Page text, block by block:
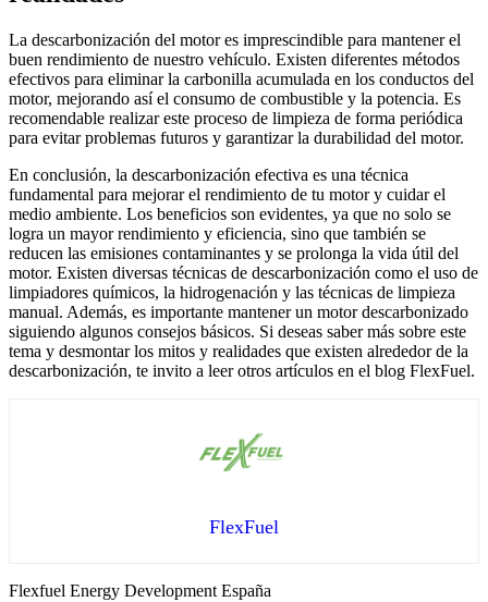
La descarbonización del motor es imprescindible para mantener el
buen rendimiento de nuestro vehículo. Existen diferentes métodos
efectivos para eliminar la carbonilla acumulada en los conductos del
motor, mejorando así el consumo de combustible y la potencia. Es
recomendable realizar este proceso de limpieza de forma periódica
para evitar problemas futuros y garantizar la durabilidad del motor.
En conclusión, la descarbonización efectiva es una técnica
fundamental para mejorar el rendimiento de tu motor y cuidar el
medio ambiente. Los beneficios son evidentes, ya que no solo se
logra un mayor rendimiento y eficiencia, sino que también se
reducen las emisiones contaminantes y se prolonga la vida útil del
motor. Existen diversas técnicas de descarbonización como el uso de
limpiadores químicos, la hidrogenación y las técnicas de limpieza
manual. Además, es importante mantener un motor descarbonizado
siguiendo algunos consejos básicos. Si deseas saber más sobre este
tema y desmontar los mitos y realidades que existen alrededor de la
descarbonización, te invito a leer otros artículos en el blog FlexFuel.
FlexFuel
Flexfuel Energy Development España